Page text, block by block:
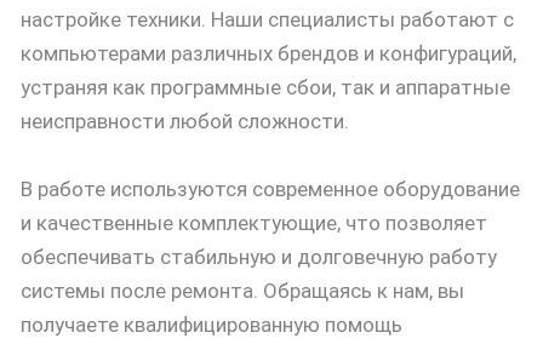
настройке техники. Наши специалисты работают с
компьютерами различных брендов и конфигураций,
устраняя как программные сбои, так и аппаратные
неисправности любой сложности.
В работе используются современное оборудование
и качественные комплектующие, что позволяет
обеспечивать стабильную и долговечную работу
системы после ремонта. Обращаясь к нам, вы
получаете квалифицированную помощь